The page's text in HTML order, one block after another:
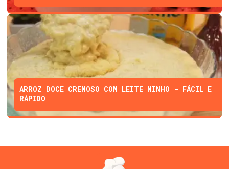
ARROZ DOCE CREMOSO COM LEITE NINHO - FÁCIL E
RÁPIDO